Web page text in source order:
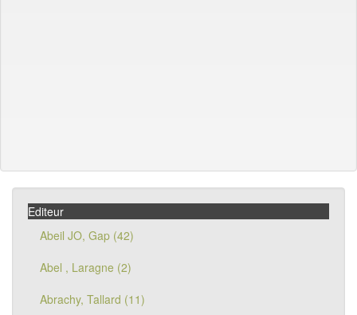
Editeur
Abeil JO, Gap (42)
Abel , Laragne (2)
Abrachy, Tallard (11)